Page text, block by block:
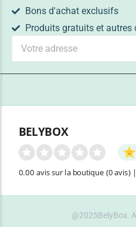
Bons d'achat exclusifs
Produits gratuits et autres
BELYBOX
0.00 avis sur la boutique (0 avis)|
@2025BelyBox.